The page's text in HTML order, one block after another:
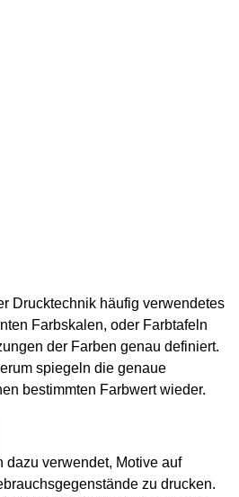
Drucktechnik häufig verwendetes
Farbskalen, oder Farbtafeln
der Farben genau definiert.
spiegeln die genaue
bestimmten Farbwert wieder.
dazu verwendet, Motive auf
zu drucken.